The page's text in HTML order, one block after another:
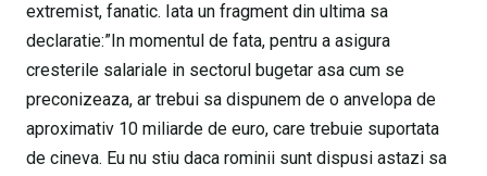
extremist, fanatic. Iata un fragment din ultima sa
declaratie:”In momentul de fata, pentru a asigura
cresterile salariale in sectorul bugetar asa cum se
preconizeaza, ar trebui sa dispunem de o anvelopa de
aproximativ 10 miliarde de euro, care trebuie suportata
de cineva. Eu nu stiu daca rominii sunt dispusi astazi sa